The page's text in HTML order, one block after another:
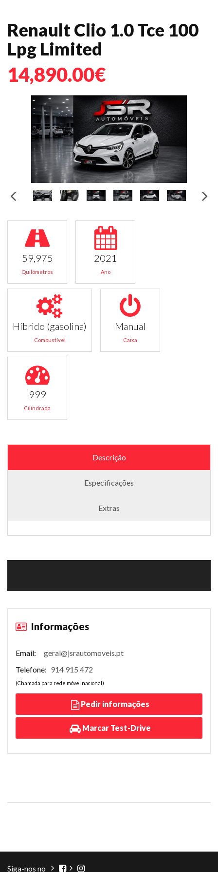
Renault Clio 1.0 Tce 100
Lpg Limited
14,890.00€
59,975
Quilómetros
2021
Ano
Híbrido (gasolina)
Combustível
Manual
Caixa
999
Cilindrada
Descrição
Especificações
Extras
Informações
Email:
geral@jsrautomoveis.pt
Telefone: 914 915 472
(Chamada para rede móvel nacional)
Pedir informações
Marcar Test-Drive
Siga-nos no